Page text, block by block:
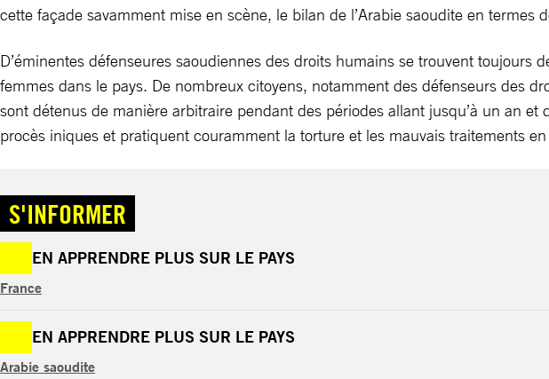
cette façade savamment mise en scène, le bilan de l’Arabie saoudite en termes
D’éminentes défenseures saoudiennes des droits humains se trouvent
femmes dans le pays. De nombreux citoyens, notamment des défenseurs des
sont détenus de manière arbitraire pendant des périodes allant jusqu’à un an
procès iniques et pratiquent couramment la torture et les mauvais traitements
S'INFORMER
EN APPRENDRE PLUS SUR LE PAYS
France
EN APPRENDRE PLUS SUR LE PAYS
Arabie saoudite